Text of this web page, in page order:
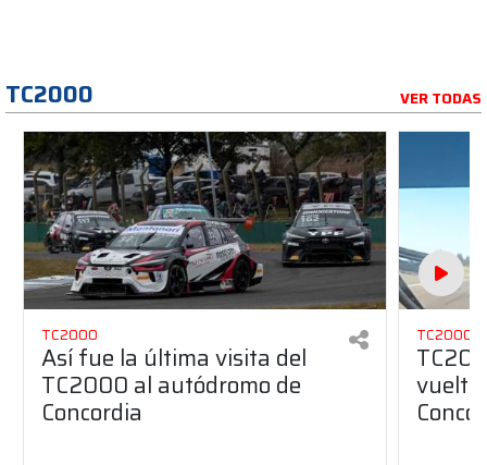
TC2000 VER TODAS
TC2000
Así fue la última visita del
TC2000 al autódromo de
Concordia
TC2000
vuelta